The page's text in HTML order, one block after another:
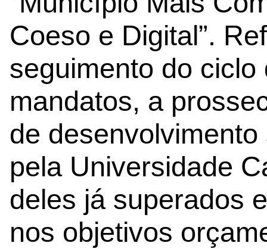
Coeso e Digital”.
seguimento do
mandatos, a
de
pela Universidade
deles já superados
nos objetivos